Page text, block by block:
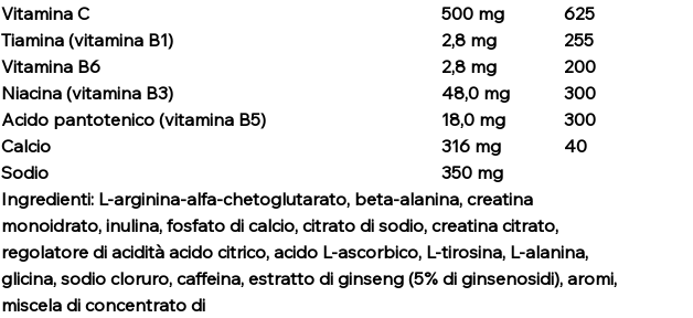
Vitamina C
500 mg
625
Tiamina (vitamina B1)
2,8 mg
255
Vitamina B6
2,8 mg
200
Niacina (vitamina B3)
48,0 mg
300
Acido pantotenico (vitamina B5)
18,0 mg
300
Calcio
316 mg
40
Sodio
350 mg
Ingredienti: L‑arginina-alfa-chetoglutarato, beta-alanina, creatina
monoidrato, inulina, fosfato di calcio, citrato di sodio, creatina citrato,
regolatore di acidità acido citrico, acido L-ascorbico, L-tirosina, L-alanina,
glicina, sodio cloruro, caffeina, estratto di ginseng (5% di ginsenosidi), aromi,
miscela di concentrato di